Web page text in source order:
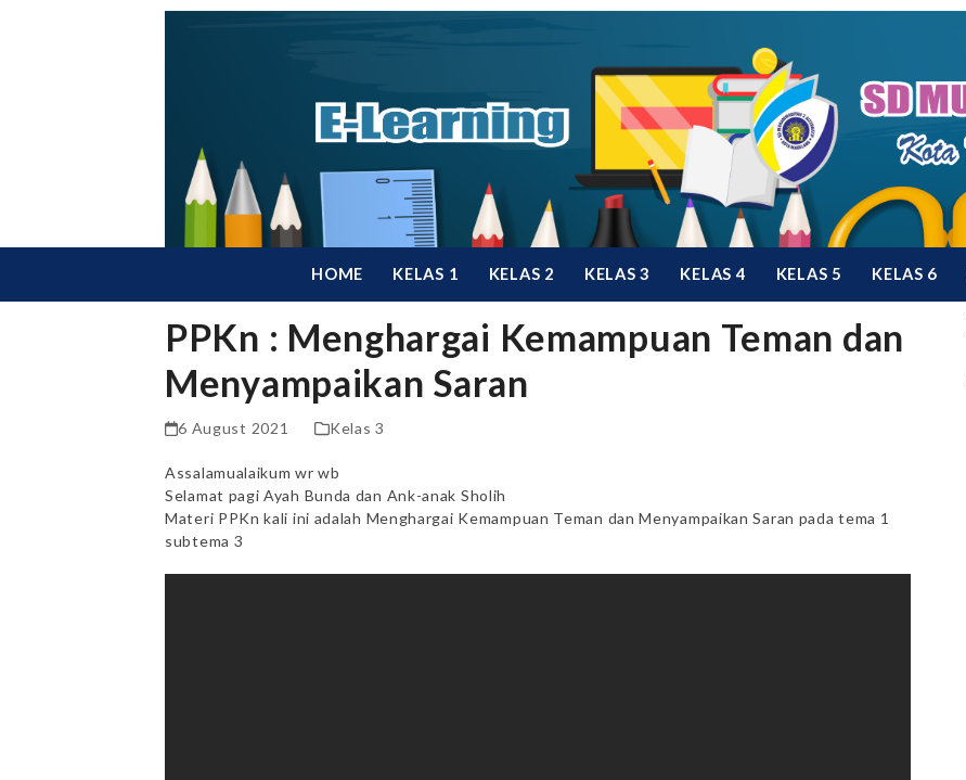
HOME KELAS 1 KELAS 2 KELAS 3 KELAS 4 KELAS 5 KELAS 6
PPKn : Menghargai Kemampuan Teman dan
Menyampaikan Saran
6 August 2021 Kelas 3
Assalamualaikum wr wb
Selamat pagi Ayah Bunda dan Ank-anak Sholih
Materi PPKn kali ini adalah Menghargai Kemampuan Teman dan Menyampaikan Saran pada tema 1
subtema 3